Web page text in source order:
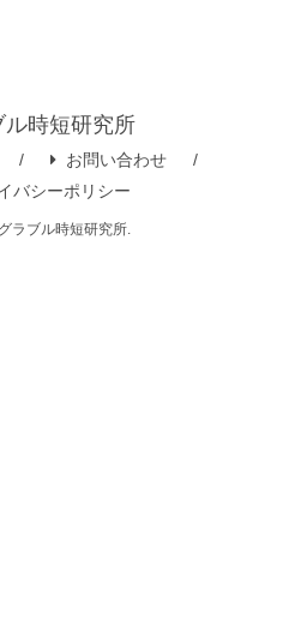
ル時短研究所
お問い合わせ
バシーポリシー
ラブル時短研究所.